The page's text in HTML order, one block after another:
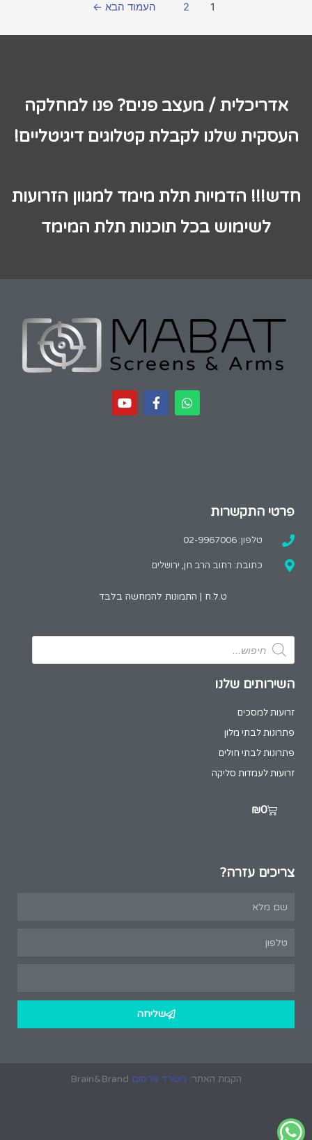
1
2 העמוד הבא ←
אדריכלית / מעצב פנים? פנו למחלקה
העסקית שלנו לקבלת קטלוגים דיגיטליים!
חדש!!! הדמיות תלת מימד למגוון הזרועות
לשימוש בכל תוכנות תלת המימד
פרטי התקשרות
טלפון: 02-9967006
כתובת: רחוב הרב חן, ירושלים
ט.ל.ח | התמונות להמחשה בלבד
השירותים שלנו
זרועות למסכים
פתרונות לבתי מלון
פתרונות לבתי חולים
זרועות לעמדות סליקה
₪0
צריכים עזרה?
שליחה
הקמת האתר: משרד פרסום